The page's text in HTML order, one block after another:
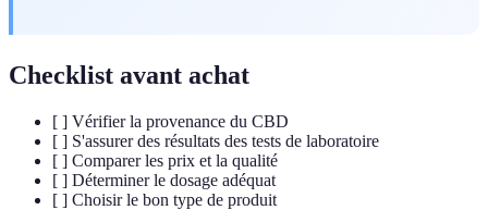
Checklist avant achat
[ ] Vérifier la provenance du CBD
[ ] S'assurer des résultats des tests de laboratoire
[ ] Comparer les prix et la qualité
[ ] Déterminer le dosage adéquat
[ ] Choisir le bon type de produit